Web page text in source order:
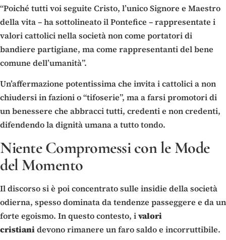
“Poiché tutti voi seguite Cristo, l’unico Signore e Maestro
della vita – ha sottolineato il Pontefice – rappresentate i
valori cattolici nella società non come portatori di
bandiere partigiane, ma come rappresentanti del bene
comune dell’umanità”.
Un’affermazione potentissima che invita i cattolici a non
chiudersi in fazioni o “tifoserie”, ma a farsi promotori di
un benessere che abbracci tutti, credenti e non credenti,
difendendo la dignità umana a tutto tondo.
Niente Compromessi con le Mode
del Momento
Il discorso si è poi concentrato sulle insidie della società
odierna, spesso dominata da tendenze passeggere e da un
forte egoismo. In questo contesto, ivalori
cristianidevono rimanere un faro saldo e incorruttibile.